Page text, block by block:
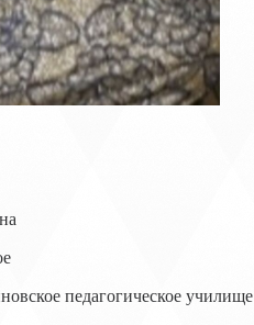
педагогическое училище